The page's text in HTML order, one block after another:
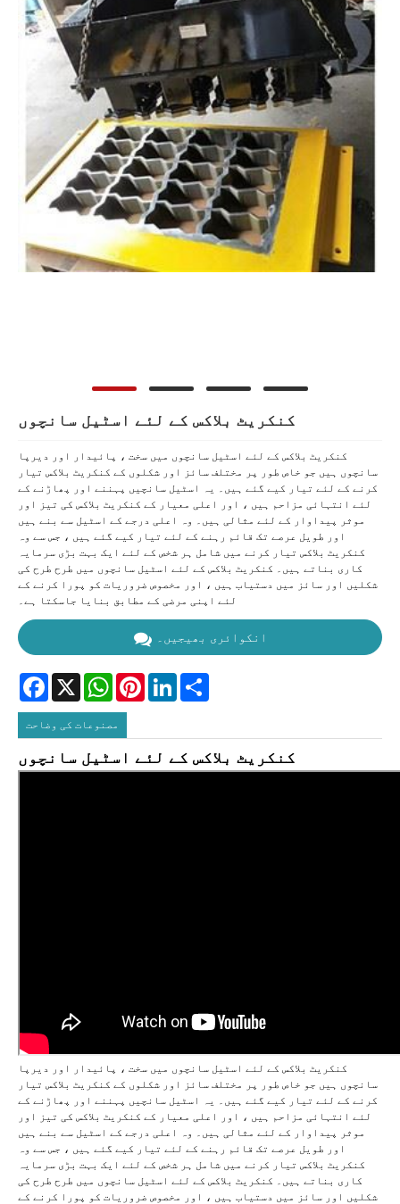
کنکریٹ بلاکس کے لئے اسٹیل سانچوں
کنکریٹ بلاکس کے لئے اسٹیل سانچوں میں سخت ، پائیدار اور دیرپا
سانچوں ہیں جو خاص طور پر مختلف سائز اور شکلوں کے کنکریٹ بلاکس تیار
کرنے کے لئے تیار کیے گئے ہیں۔ یہ اسٹیل سانچیں پہننے اور پھاڑنے کے
لئے انتہائی مزاحم ہیں ، اور اعلی معیار کے کنکریٹ بلاکس کی تیز اور
موثر پیداوار کے لئے مثالی ہیں۔ وہ اعلی درجے کے اسٹیل سے بنے ہیں
اور طویل عرصے تک قائم رہنے کے لئے تیار کیے گئے ہیں ، جس سے وہ
کنکریٹ بلاکس تیار کرنے میں شامل ہر شخص کے لئے ایک بہت بڑی سرمایہ
کاری بناتے ہیں۔ کنکریٹ بلاکس کے لئے اسٹیل سانچوں میں طرح طرح کی
شکلیں اور سائز میں دستیاب ہیں ، اور مخصوص ضروریات کو پورا کرنے کے
لئے اپنی مرضی کے مطابق بنایا جاسکتا ہے۔
انکوائری بھیجیں۔
Facebook
X WhatsAppPinterestLinkedIn
مصنوعات کی وضاحت
کنکریٹ بلاکس کے لئے اسٹیل سانچوں
کنکریٹ بلاکس کے لئے اسٹیل سانچوں میں سخت ، پائیدار اور دیرپا
سانچوں ہیں جو خاص طور پر مختلف سائز اور شکلوں کے کنکریٹ بلاکس تیار
کرنے کے لئے تیار کیے گئے ہیں۔ یہ اسٹیل سانچیں پہننے اور پھاڑنے کے
لئے انتہائی مزاحم ہیں ، اور اعلی معیار کے کنکریٹ بلاکس کی تیز اور
موثر پیداوار کے لئے مثالی ہیں۔ وہ اعلی درجے کے اسٹیل سے بنے ہیں
اور طویل عرصے تک قائم رہنے کے لئے تیار کیے گئے ہیں ، جس سے وہ
کنکریٹ بلاکس تیار کرنے میں شامل ہر شخص کے لئے ایک بہت بڑی سرمایہ
کاری بناتے ہیں۔ کنکریٹ بلاکس کے لئے اسٹیل سانچوں میں طرح طرح کی
شکلیں اور سائز میں دستیاب ہیں ، اور مخصوص ضروریات کو پورا کرنے کے